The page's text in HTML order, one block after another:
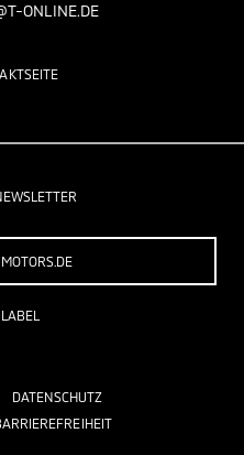
ONLINE.DE
DATENSCHUTZ